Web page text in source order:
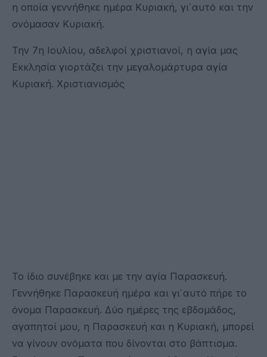
η οποία γεννήθηκε ημέρα Κυριακή, γι᾽ αυτό και την
ονόμασαν Κυριακή.
Την 7η Ιουλίου, αδελφοί χριστιανοί, η αγία μας
Εκκλησία γιορτάζει την μεγαλομάρτυρα αγία
Κυριακή. Χριστιανισμός
Το ίδιο συνέβηκε και με την αγία Παρασκευή.
Γεννήθηκε Παρασκευή ημέρα και γι᾽ αυτό πήρε το
όνομα Παρασκευή. Δύο ημέρες της εβδομάδος,
αγαπητοί μου, η Παρασκευή και η Κυριακή, μπορεί
να γίνουν ονόματα που δίνονται στο βάπτισμα.